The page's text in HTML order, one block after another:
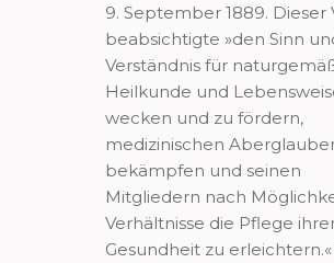
9. September 1889. Dieser
beabsichtigte »den Sinn
Verständnis für
Heilkunde und
wecken und zu fördern,
medizinischen
bekämpfen und seinen
Mitgliedern nach
Verhältnisse die Pflege
Gesundheit zu